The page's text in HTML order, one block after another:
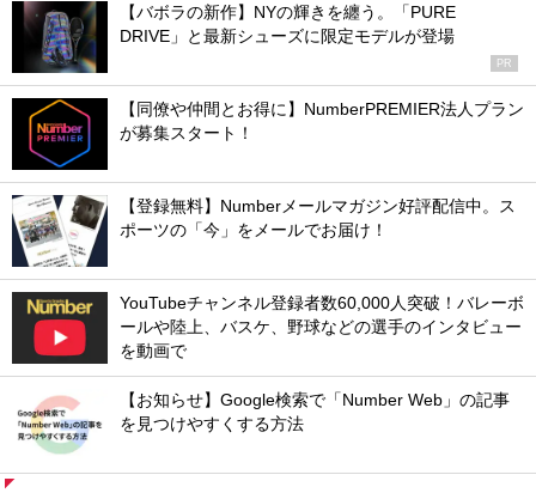
【バボラの新作】NYの輝きを纏う。「PURE
DRIVE」と最新シューズに限定モデルが登場
PR
【同僚や仲間とお得に】NumberPREMIER法人プラン
が募集スタート！
【登録無料】Numberメールマガジン好評配信中。ス
ポーツの「今」をメールでお届け！
YouTubeチャンネル登録者数60,000人突破！バレーボ
ールや陸上、バスケ、野球などの選手のインタビュー
を動画で
【お知らせ】Google検索で「Number Web」の記事
を見つけやすくする方法